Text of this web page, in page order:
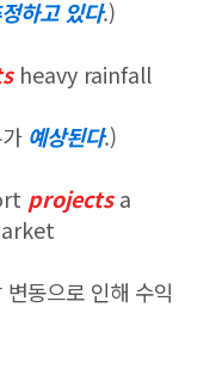
하고 있다.)
heavy rainfall
예상된다.)
projectsa
동으로 인해 수익